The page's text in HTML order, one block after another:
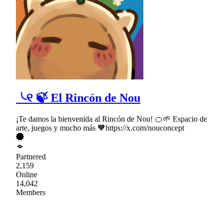
╰୧ 🍃 El Rincón de Nou
¡Te damos la bienvenida al Rincón de Nou! 🍊🌱 Espacio de
arte, juegos y mucho más 🧡https://x.com/nouconcept
Partnered
2,159
Online
14,042
Members